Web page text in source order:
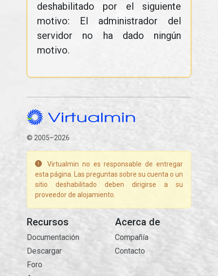
deshabilitado por el siguiente
motivo: El administrador del
servidor no ha dado ningún
motivo.
© 2005–2026
Virtualmin no es responsable de entregar
esta página. Las preguntas sobre su cuenta o un
sitio deshabilitado deben dirigirse a su
proveedor de alojamiento.
Recursos
Documentación
Descargar
Foro
Acerca de
Compañía
Contacto